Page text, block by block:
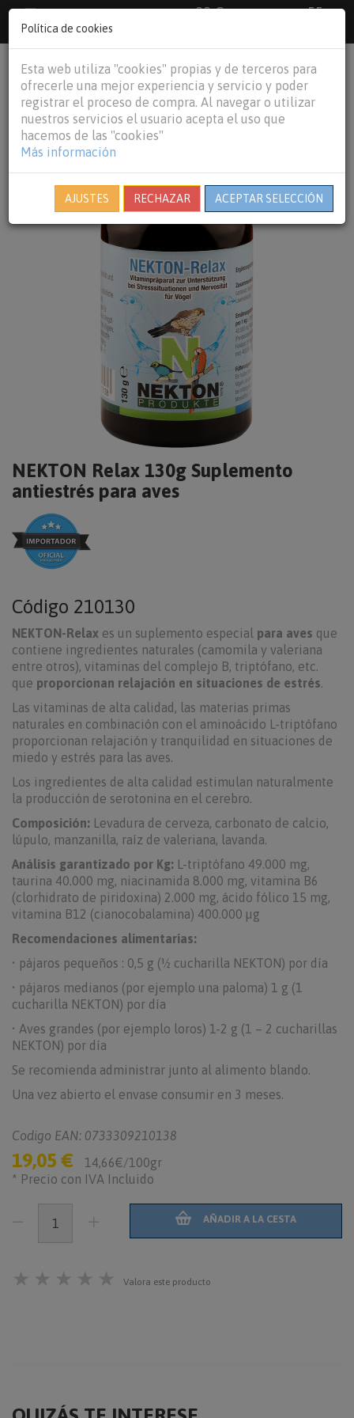
33 €
55
€Baleares y
person shopping_cart
NEKTON Relax 130g Suplemento
antiestrés para aves
Código 210130
NEKTON-Relax es un suplemento especial para aves que
contiene ingredientes naturales (camomila y valeriana
entre otros), vitaminas del complejo B, triptófano, etc.
que proporcionan relajación en situaciones de estrés.
Las vitaminas de alta calidad, las materias primas
naturales en combinación con el aminoácido L-triptófano
proporcionan relajación y tranquilidad en situaciones de
miedo y estrés para las aves.
Los ingredientes de alta calidad estimulan naturalmente
la producción de serotonina en el cerebro.
Composición: Levadura de cerveza, carbonato de calcio,
lúpulo, manzanilla, raíz de valeriana, lavanda.
Análisis garantizado por Kg: L-triptófano 49.000 mg,
taurina 40.000 mg, niacinamida 8.000 mg, vitamina B6
(clorhidrato de piridoxina) 2.000 mg, ácido fólico 15 mg,
vitamina B12 (cianocobalamina) 400.000 µg
Recomendaciones alimentarias:
• pájaros pequeños : 0,5 g (½ cucharilla NEKTON) por día
• pájaros medianos (por ejemplo una paloma) 1 g (1
cucharilla NEKTON) por día
• Aves grandes (por ejemplo loros) 1-2 g (1 – 2 cucharillas
NEKTON) por día
Se recomienda administrar junto al alimento blando.
Una vez abierto el envase consumir en 3 meses.
Codigo EAN: 0733309210138
19,05 €
14,66€/100gr
* Precio con IVA Incluido
AÑADIR A LA CESTA
★ ★ ★ ★ ★ Valora este producto
Política de cookies
Esta web utiliza "cookies" propias y de terceros para
ofrecerle una mejor experiencia y servicio y poder
registrar el proceso de compra. Al navegar o utilizar
nuestros servicios el usuario acepta el uso que
hacemos de las "cookies"
Más información
AJUSTES RECHAZAR ACEPTAR SELECCIÓN